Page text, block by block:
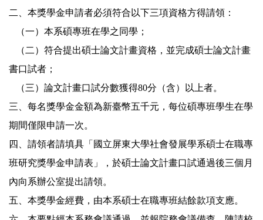
二、本獎學金申請者必須符合以下三項資格方得請領：
（一）本系碩專班在學之同學；
（二）符合提出碩士論文計畫資格，並完成碩士論文計畫
書口試者；
（三）論文計畫口試分數獲得80分（含）以上者。
三、每名獎學金金額為新臺幣五千元，每位碩專班學生在學
期間僅限申請一次。
四、請領者請填具「國立屏東大學社會發展學系碩士在職專
班研究獎學金申請表」，於碩士論文計畫口試通過後三個月
內向系辦公室提出請領。
五、本獎學金經費，由本系碩士在職專班結餘款項支應。